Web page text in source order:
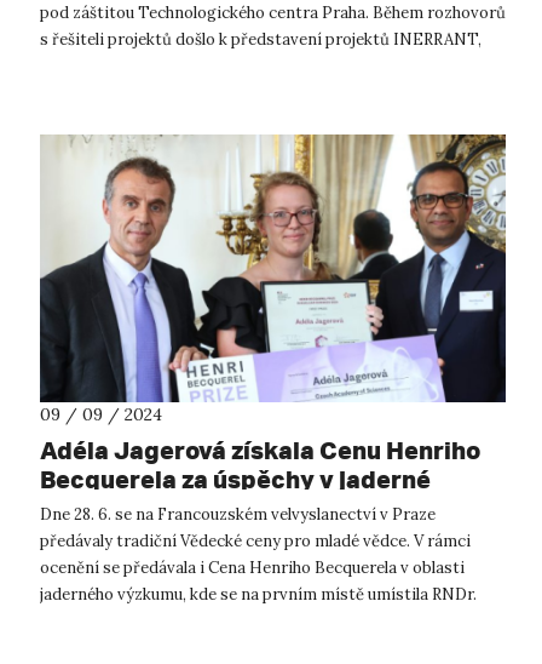
pod záštitou Technologického centra Praha. Během rozhovorů
s řešiteli projektů došlo k představení projektů INERRANT,
09 / 09 / 2024
Adéla Jagerová získala Cenu Henriho
Becquerela za úspěchy v jaderné
fyzice
Dne 28. 6. se na Francouzském velvyslanectví v Praze
předávaly tradiční Vědecké ceny pro mladé vědce. V rámci
ocenění se předávala i Cena Henriho Becquerela v oblasti
jaderného výzkumu, kde se na prvním místě umístila RNDr.